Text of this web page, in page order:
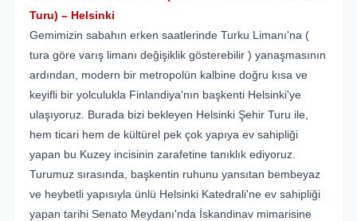
Turu) – Helsinki
Gemimizin sabahın erken saatlerinde Turku Limanı'na (
tura göre varış limanı değişiklik gösterebilir ) yanaşmasının
ardından, modern bir metropolün kalbine doğru kısa ve
keyifli bir yolculukla Finlandiya'nın başkenti Helsinki'ye
ulaşıyoruz. Burada bizi bekleyen Helsinki Şehir Turu ile,
hem ticari hem de kültürel pek çok yapıya ev sahipliği
yapan bu Kuzey incisinin zarafetine tanıklık ediyoruz.
Turumuz sırasında, başkentin ruhunu yansıtan bembeyaz
ve heybetli yapısıyla ünlü Helsinki Katedrali'ne ev sahipliği
yapan tarihi Senato Meydanı'nda İskandinav mimarisine